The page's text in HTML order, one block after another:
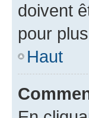
doivent
pour
Haut